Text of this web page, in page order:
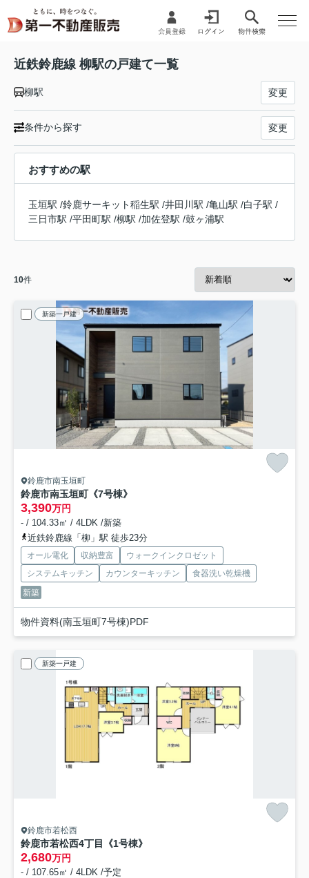
近鉄鈴鹿線 柳駅の戸建て一覧
柳駅 変更
条件から探す 変更
おすすめの駅
玉垣駅 /鈴鹿サーキット稲生駅 /井田川駅 /亀山駅 /白子駅 /
三日市駅 /平田町駅 /柳駅 /加佐登駅 /鼓ヶ浦駅
10件
新築一戸建
鈴鹿市南玉垣町
鈴鹿市南玉垣町《7号棟》
3,390万円
- / 104.33㎡ / 4LDK /新築
近鉄鈴鹿線「柳」駅 徒歩23分
オール電化 収納豊富
ウォークインクロゼット
システムキッチン
カウンターキッチン
食器洗い乾燥機
新築
物件資料(南玉垣町7号棟)PDF
新築一戸建
鈴鹿市若松西
鈴鹿市若松西4丁目《1号棟》
2,680万円
- / 107.65㎡ / 4LDK /予定